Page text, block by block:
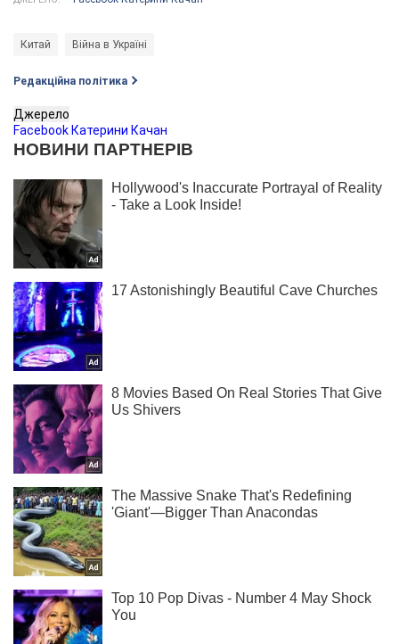
Китай Війна в Україні
Редакційна політика
Джерело
Facebook Катерини Качан